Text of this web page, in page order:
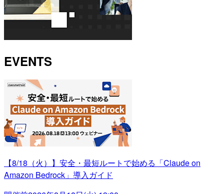
EVENTS
【8/18（火）】安全・最短ルートで始める「Claude on
Amazon Bedrock」導入ガイド